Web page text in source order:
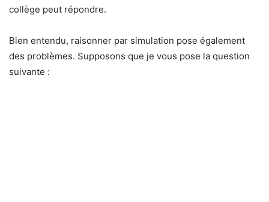
collège peut répondre.
Bien entendu, raisonner par simulation pose également
des problèmes. Supposons que je vous pose la question
suivante :